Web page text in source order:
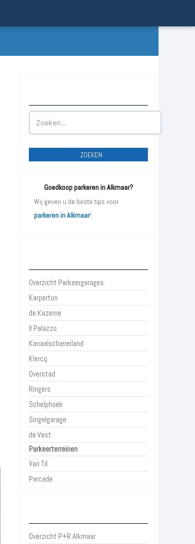
ZOEKEN
Goedkoop parkeren in Alkmaar?
Wij geven u de beste tips voor
parkeren in Alkmaar!
Overzicht Parkeergarages
Karperton
de Kazerne
Il Palazzo
Kanaalschiereiland
Klercq
Overstad
Ringers
Schelphoek
Singelgarage
de Vest
Parkeerterreinen
Van Til
Parcade
Overzicht P+R Alkmaar